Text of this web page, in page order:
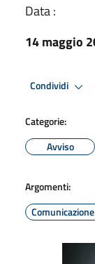
Data :
14 maggio
Condividi
Categorie:
Avviso
Argomenti: